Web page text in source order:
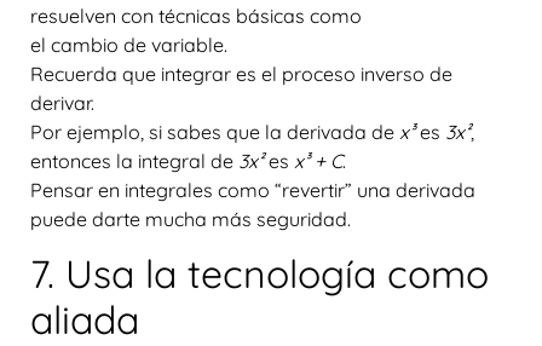
resuelven con técnicas básicas como
el cambio de variable.
Recuerda que integrar es el proceso inverso de
derivar.
Por ejemplo, si sabes que la derivada de x³es 3x²,
entonces la integral de 3x²es x³ + C.
Pensar en integrales como “revertir” una derivada
puede darte mucha más seguridad.
7. Usa la tecnología como
aliada